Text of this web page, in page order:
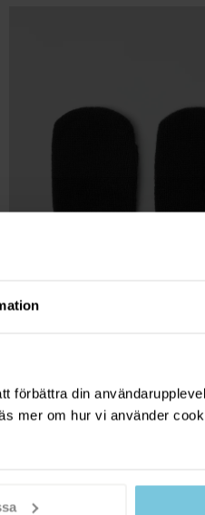
förbättra din
mer om hur vi använder
TUMVANTAR DUBBELSTICKADE
Dubbelstickade i mjuk och